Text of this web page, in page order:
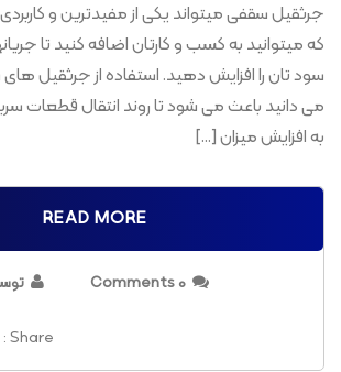
جرثقیل سقفی میتواند یکی از مفیدترین و
که میتوانید به کسب و کارتان اضافه کنید تا
سود تان را افزایش دهید. استفاده از جرثقیل
می دانید باعث می شود تا روند انتقال قطعات
به افزایش میزان […]
READ MORE
0 Comments
Share :